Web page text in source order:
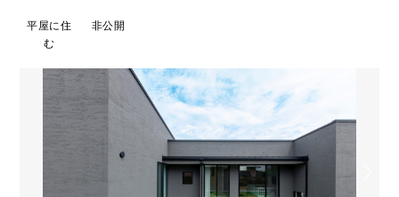
平屋に住
む
非公開